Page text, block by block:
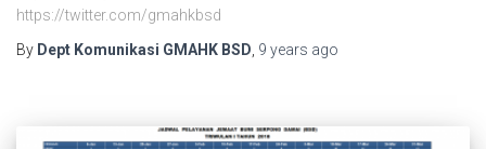
https://twitter.com/gmahkbsd
By Dept Komunikasi GMAHK BSD 9 years ago